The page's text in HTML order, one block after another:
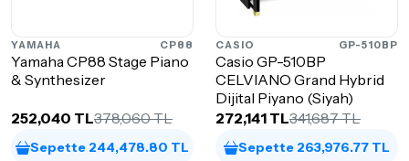
YAMAHA CP88
Yamaha CP88 Stage Piano
& Synthesizer
252,040 TL378,060 TL
Sepette 244,478.80 TL
CASIO GP-510BP
Casio GP-510BP
CELVIANO Grand Hybrid
Dijital Piyano (Siyah)
272,141 TL341,687 TL
Sepette 263,976.77 TL